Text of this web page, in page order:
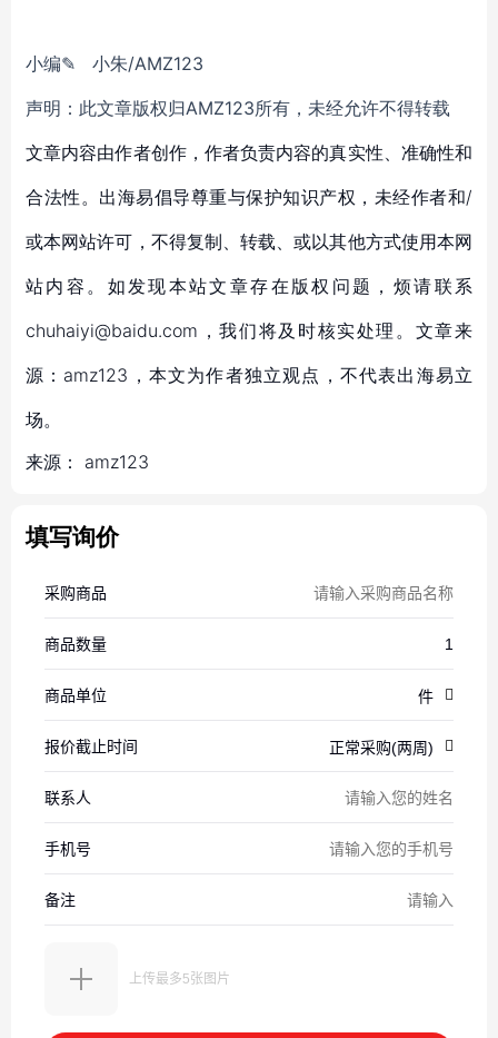
小编✎ 小朱/AMZ123
声明：此文章版权归AMZ123所有，未经允许不得转载
文章内容由作者创作，作者负责内容的真实性、准确性和
合法性。出海易倡导尊重与保护知识产权，未经作者和/
或本网站许可，不得复制、转载、或以其他方式使用本网
站内容。如发现本站文章存在版权问题，烦请联系
chuhaiyi@baidu.com，我们将及时核实处理。文章来
源：amz123，本文为作者独立观点，不代表出海易立
场。
来源： amz123
填写询价